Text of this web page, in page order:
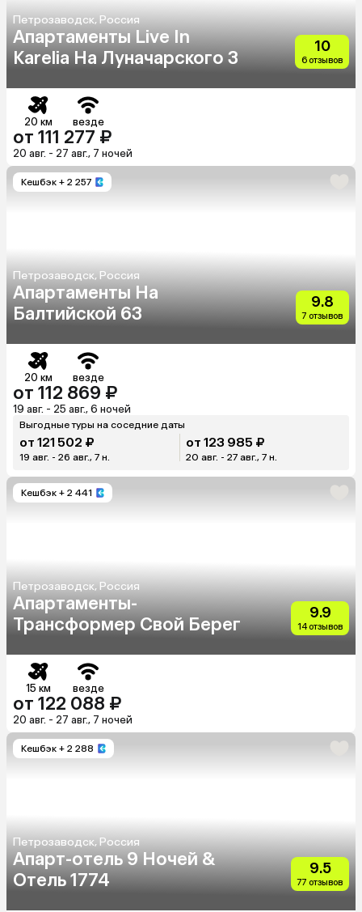
Петрозаводск, Россия
Апартаменты Live In
Karelia На Луначарского 3
10
6 отзывов
20 км везде
от 111 277 ₽
20 авг. - 27 авг., 7 ночей
Кешбэк + 2 257
Петрозаводск, Россия
Апартаменты На
Балтийской 63
9.8
7 отзывов
20 км везде
от 112 869 ₽
19 авг. - 25 авг., 6 ночей
Выгодные туры на соседние даты
от 121 502 ₽
19 авг. - 26 авг., 7 н.
от 123 985 ₽
20 авг. - 27 авг., 7 н.
Кешбэк + 2 441
Петрозаводск, Россия
Апартаменты-
Трансформер Свой Берег
9.9
14 отзывов
15 км везде
от 122 088 ₽
20 авг. - 27 авг., 7 ночей
Кешбэк + 2 288
Петрозаводск, Россия
Апарт-отель 9 Ночей &
Отель 1774
9.5
77 отзывов